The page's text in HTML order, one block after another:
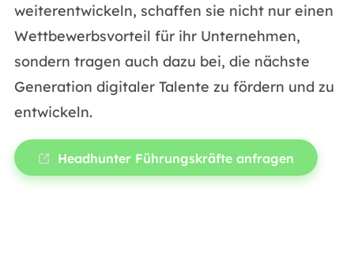
weiterentwickeln, schaffen sie nicht nur einen
Wettbewerbsvorteil für ihr Unternehmen,
sondern tragen auch dazu bei, die nächste
Generation digitaler Talente zu fördern und zu
entwickeln.
Headhunter Führungskräfte anfragen